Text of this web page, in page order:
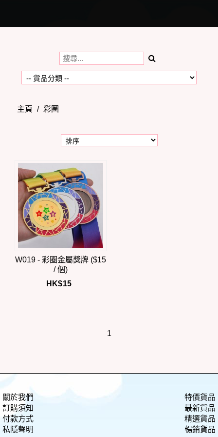
主頁 / 彩圈
W019 - 彩圈金屬獎牌 ($15
/ 個)
HK$15
1
關於我們
訂購須知
付款方式
私隱聲明
特價貨品
最新貨品
精選貨品
暢銷貨品